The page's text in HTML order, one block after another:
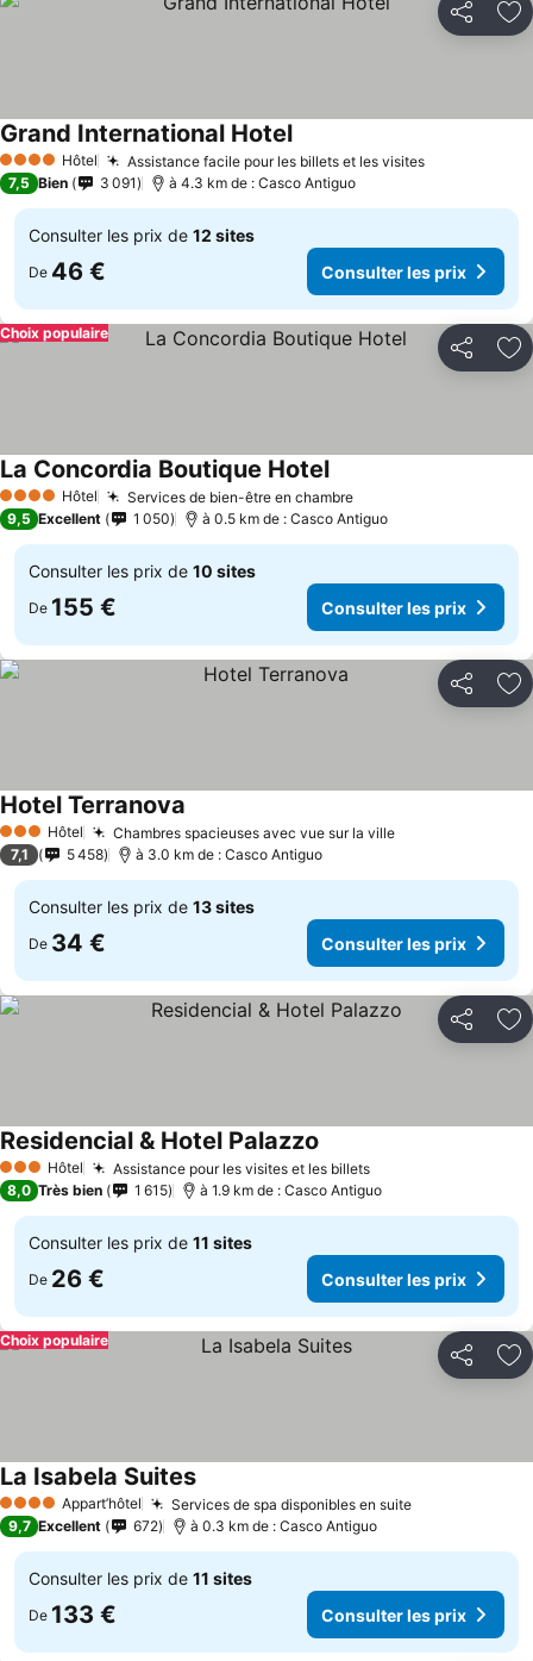
Partager
4 Étoiles Hôtel Assistance facile pour les billets et les visitesConsulter
Grand International HotelConsulter les prix
7,5 Bien 3 091 à 4.3 km de : Casco Antiguo
Consulter les prix de 12 sites
De 46 € Consulter les prix
Partager
Choix populaire
4 Étoiles Hôtel Services de bien-être en chambreConsulter les prix
La Concordia Boutique HotelConsulter les prix
9,5 Excellent 1 050 à 0.5 km de : Casco Antiguo
Consulter les prix de 10 sites
De 155 € Consulter les prix
Partager
3 ÉtoilesHôtel Chambres spacieuses avec vue sur la villeConsulter les
Hotel Terranova
7,1 5 458 à 3.0 km de : Casco Antiguo
Consulter les prix de 13 sites
De 34 € Consulter les prix
Partager
3 ÉtoilesHôtel Assistance pour les visites et les billetsConsulter les prix
Residencial & Hotel Palazzo
8,0 Très bien 1 615 à 1.9 km de : Casco Antiguo
Consulter les prix de 11 sites
De 26 € Consulter les prix
Partager
Choix populaire
4 Étoiles Appart’hôtel Services de spa disponibles en suiteConsulter
La Isabela SuitesConsulter les prix
9,7 Excellent 672 à 0.3 km de : Casco Antiguo
Consulter les prix de 11 sites
De 133 € Consulter les prix